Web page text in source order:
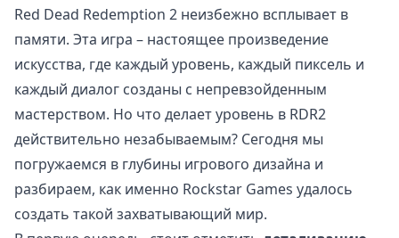
Red Dead Redemption 2 неизбежно всплывает в
памяти. Эта игра – настоящее произведение
искусства, где каждый уровень, каждый пиксель и
каждый диалог созданы с непревзойденным
мастерством. Но что делает уровень в RDR2
действительно незабываемым? Сегодня мы
погружаемся в глубины игрового дизайна и
разбираем, как именно Rockstar Games удалось
создать такой захватывающий мир.